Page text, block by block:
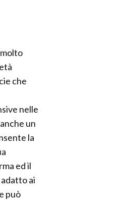
che
nelle
un
la
ed il
ai
può